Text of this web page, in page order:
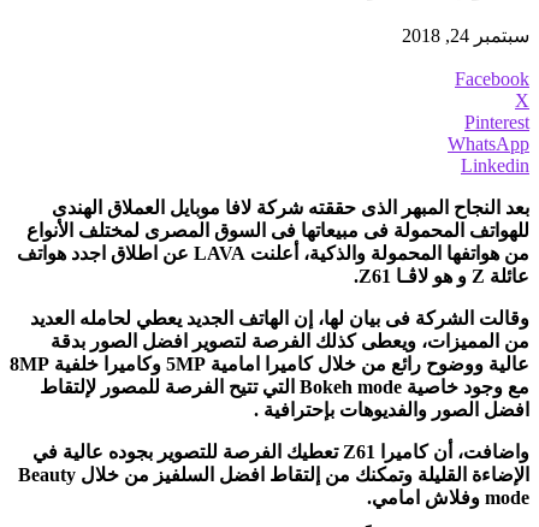
سبتمبر 24, 2018
Facebook
X
Pinterest
WhatsApp
Linkedin
بعد النجاح المبهر الذى حققته شركة لافا موبايل العملاق الهندى
للهواتف المحمولة فى مبيعاتها فى السوق المصرى لمختلف الأنواع
من هواتفها المحمولة والذكية، أعلنت LAVA عن اطلاق اجدد هواتف
عائلة Z و هو لاﭬـا Z61
.
وقالت الشركة فى بيان لها، إن الهاتف الجديد يعطي لحامله العديد
من المميزات، ويعطى كذلك الفرصة لتصوير افضل الصور بدقة
عالية ووضوح رائع من خلال كاميرا امامية 5 MP وكاميرا خلفية 8 MP
مع وجود خاصية Bokeh mode التي تتيح الفرصة للمصور لإلتقاط
افضل الصور والفديوهات بإحترافية .
واضافت، أن كاميرا Z61 تعطيك الفرصة للتصوير بجوده عالية في
الإضاءة القليلة وتمكنك من إلتقاط افضل السلفيز من خلال Beauty
mode وفلاش امامي.